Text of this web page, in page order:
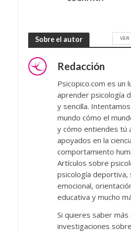
Sobre el autor VER
Redacción
Psicopico.com es un
aprender psicología
y sencilla.
mundo cómo el
y cómo entiendes tú
apoyados en la
comportamiento
Artículos sobre
psicología deportiva,
emocional,
educativa y mucho
Si quieres saber
investigaciones